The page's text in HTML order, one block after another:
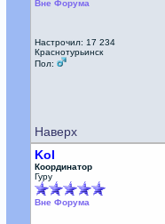
Вне Форума
Настрочил: 17 234
Краснотурьинск
Пол:
Наверх
Kol
Координатор
Гуру
Вне Форума